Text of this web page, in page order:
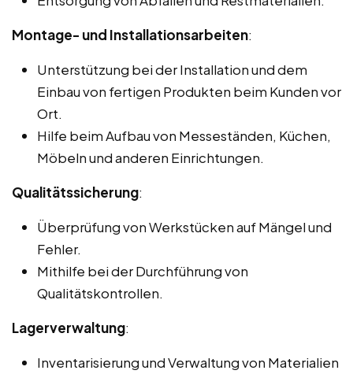
Montage- und Installationsarbeiten:
Unterstützung bei der Installation und dem
Einbau von fertigen Produkten beim Kunden vor
Ort.
Hilfe beim Aufbau von Messeständen, Küchen,
Möbeln und anderen Einrichtungen.
Qualitätssicherung:
Überprüfung von Werkstücken auf Mängel und
Fehler.
Mithilfe bei der Durchführung von
Qualitätskontrollen.
Lagerverwaltung:
Inventarisierung und Verwaltung von Materialien